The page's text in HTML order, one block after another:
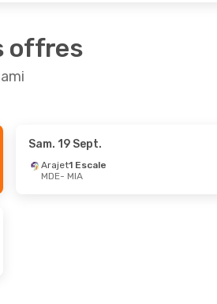
offres
1 Escale
Sam. 19 Sept.
Arajet1 Escale
MDE- MIA